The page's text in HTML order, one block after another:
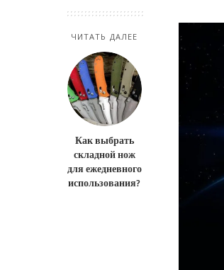
ЧИТАТЬ ДАЛЕЕ
Как выбрать
складной нож
для ежедневного
использования?